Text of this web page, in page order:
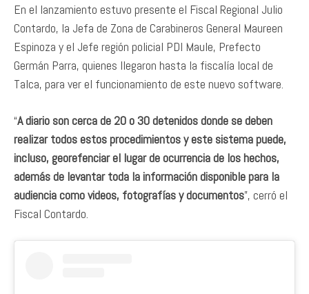
En el lanzamiento estuvo presente el Fiscal Regional Julio
Contardo, la Jefa de Zona de Carabineros General Maureen
Espinoza y el Jefe región policial PDI Maule, Prefecto
Germán Parra, quienes llegaron hasta la fiscalía local de
Talca, para ver el funcionamiento de este nuevo software.
“A diario son cerca de 20 o 30 detenidos donde se deben
realizar todos estos procedimientos y este sistema puede,
incluso, georefenciar el lugar de ocurrencia de los hechos,
además de levantar toda la información disponible para la
audiencia como videos, fotografías y documentos”, cerró el
Fiscal Contardo.